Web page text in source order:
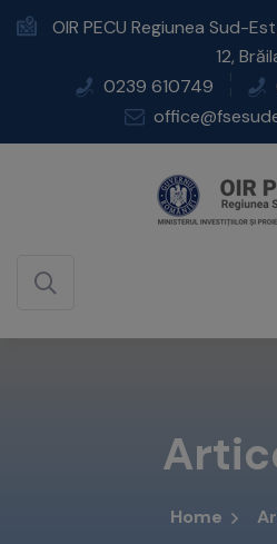
OIR PECU Regiunea Sud-
12,
0239 610749
Home